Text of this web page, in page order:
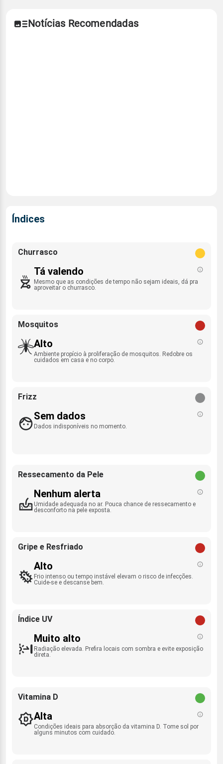
Notícias Recomendadas
Índices
Churrasco
Tá valendo
Mesmo que as condições de tempo não sejam ideais, dá pra
aproveitar o churrasco.
Mosquitos
Alto
Ambiente propício à proliferação de mosquitos. Redobre os
cuidados em casa e no corpo.
Frizz
Sem dados
Dados indisponíveis no momento.
Ressecamento da Pele
Nenhum alerta
Umidade adequada no ar. Pouca chance de ressecamento e
desconforto na pele exposta.
Gripe e Resfriado
Alto
Frio intenso ou tempo instável elevam o risco de infecções.
Cuide-se e descanse bem.
Índice UV
Muito alto
Radiação elevada. Prefira locais com sombra e evite exposição
direta.
Vitamina D
Alta
Condições ideais para absorção da vitamina D. Tome sol por
alguns minutos com cuidado.